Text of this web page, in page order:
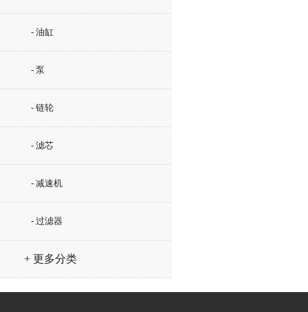
- 油缸
- 泵
- 链轮
- 滤芯
- 减速机
- 过滤器
+ 更多分类